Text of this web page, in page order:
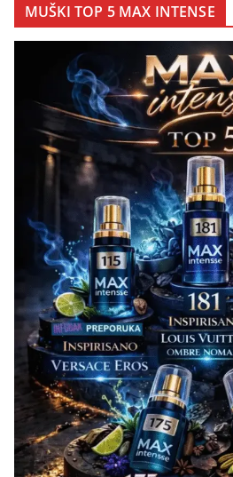
MUŠKI TOP 5 MAX INTENSE